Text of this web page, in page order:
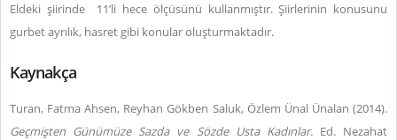
Eldeki şiirinde 11’li hece ölçüsünü kullanmıştır. Şiirlerinin konusunu
gurbet ayrılık, hasret gibi konular oluşturmaktadır.
Kaynakça
Turan, Fatma Ahsen, Reyhan Gökben Saluk, Özlem Ünal Ünalan (2014).
Geçmişten Günümüze Sazda ve Sözde Usta Kadınlar. Ed. Nezahat